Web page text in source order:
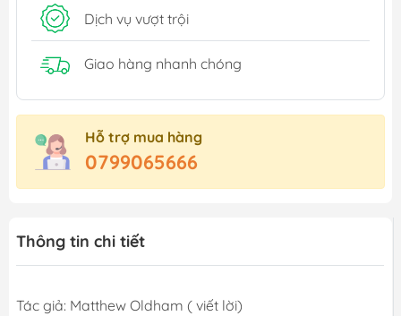
Dịch vụ vượt trội
Giao hàng nhanh chóng
Hỗ trợ mua hàng
0799065666
Thông tin chi tiết
Tác giả: Matthew Oldham ( viết lời)